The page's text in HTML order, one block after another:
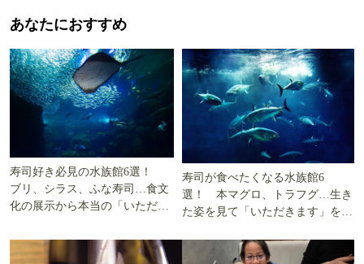
あなたにおすすめ
寿司好き必見の水族館6選！
ブリ、シラス、ふな寿司…食文
化の展示から本当の「いただき
寿司が食べたくなる水族館6
選！ 本マグロ、トラフグ…生き
た姿を見て「いただきます」を考